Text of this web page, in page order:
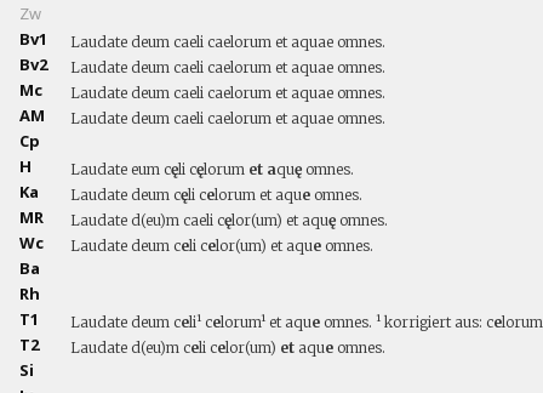
Zw
Bv1
Laudate deum caeli caelorum et aquae omnes.
Bv2 Laudate deum caeli caelorum et aquae omnes.
Mc Laudate deum caeli caelorum et aquae omnes.
AM Laudate deum caeli caelorum et aquae omnes.
Cp
H
Laudate eum cęli cęlorum et aquę omnes.
Ka Laudate deum cęli celorum et aque omnes.
MR Laudate d(eu)m caeli cęlor(um) et aquę omnes.
Wc Laudate deum celi celor(um) et aque omnes.
Ba
Rh
T1
Laudate deum celi¹ celorum¹ et aque omnes. ¹ korrigiert aus: celorum
T2 Laudate d(eu)m celi celor(um) et aque omnes.
Si